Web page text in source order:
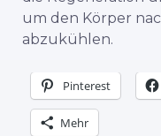
um den Körper
abzukühlen.
Pinterest
Mehr